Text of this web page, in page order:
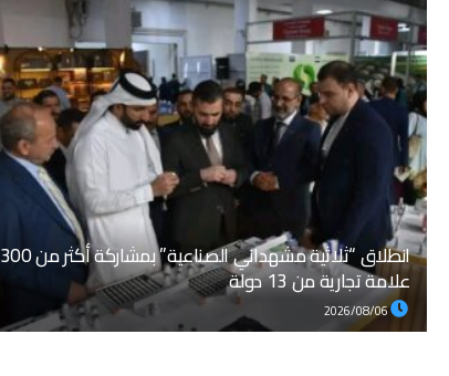
انطلاق “ثلاثية مشهداني الصناعية” بمشاركة أكثر من 300
علامة تجارية من 13 دولة
2026/08/06